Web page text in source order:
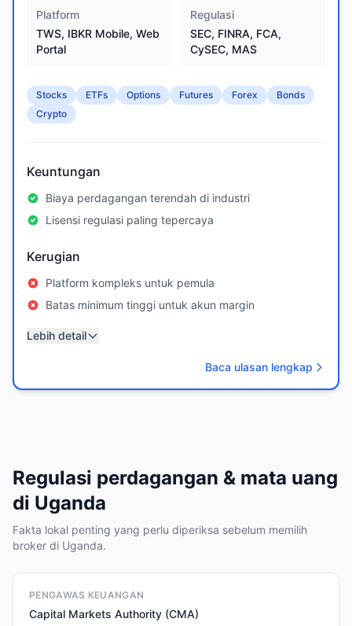
Platform
TWS, IBKR Mobile, Web
Portal
Regulasi
SEC, FINRA, FCA,
CySEC, MAS
Stocks ETFs Options Futures Forex
Bonds
Crypto
Keuntungan
Biaya perdagangan terendah di industri
Lisensi regulasi paling tepercaya
Kerugian
Platform kompleks untuk pemula
Batas minimum tinggi untuk akun margin
Lebih detail
Baca ulasan lengkap
Regulasi perdagangan & mata uang
di Uganda
Fakta lokal penting yang perlu diperiksa sebelum memilih
broker di Uganda.
PENGAWAS KEUANGAN
Capital Markets Authority (CMA)